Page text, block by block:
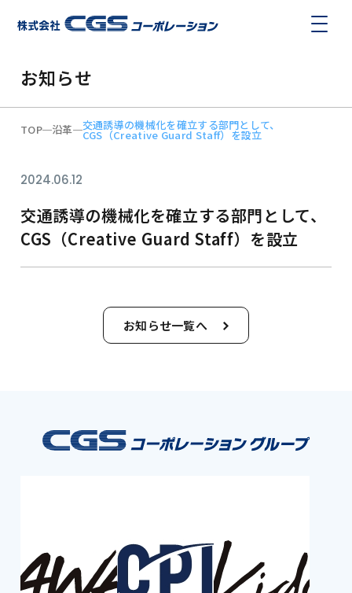
お知らせ
TOP 沿革 交通誘導の機械化を確立する部門として、
CGS（Creative Guard Staff）を設立
2024.06.12
交通誘導の機械化を確立する部門として、
CGS（Creative Guard Staff）を設立
お知らせ一覧へ